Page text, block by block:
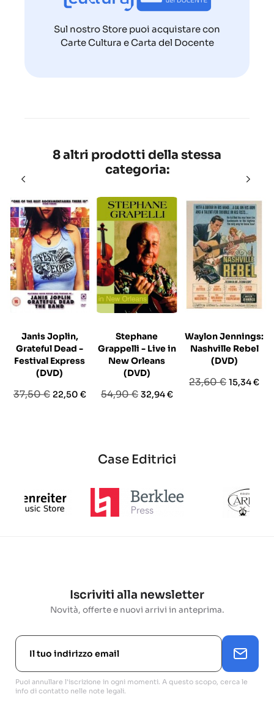
Sul nostro Store puoi acquistare con
Carte Cultura e Carta del Docente
8 altri prodotti della stessa
categoria:
Janis Joplin,
Grateful Dead -
Festival Express
(DVD)
Prezzo
37,50 € Prezzo
22,50 €
Stephane
Grappelli - Live in
New Orleans
(DVD)
Prezzo
54,90 € Prezzo
32,94 €
Waylon Jennings:
Nashville Rebel
(DVD)
Prezzo
23,60 € Prezzo
15,34 €
Case Editrici
Iscriviti alla newsletter
Novità, offerte e nuovi arrivi in anteprima.
Puoi annullare l'iscrizione in ogni momenti. A questo scopo, cerca le
info di contatto nelle note legali.